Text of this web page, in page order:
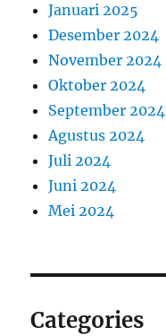
Januari 2025
Desember 2024
November 2024
Oktober 2024
September 2024
Agustus 2024
Juli 2024
Juni 2024
Mei 2024
Categories